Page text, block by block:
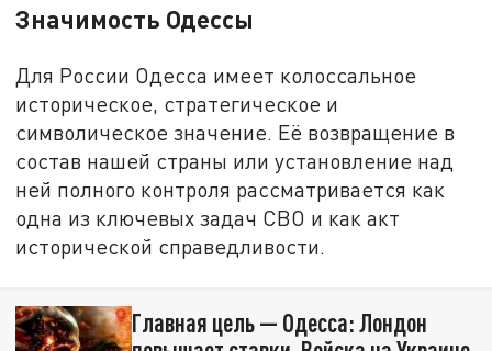
Значимость Одессы
Для России Одесса имеет колоссальное
историческое, стратегическое и
символическое значение. Её возвращение в
состав нашей страны или установление над
ней полного контроля рассматривается как
одна из ключевых задач СВО и как акт
исторической справедливости.
Главная цель — Одесса: Лондон